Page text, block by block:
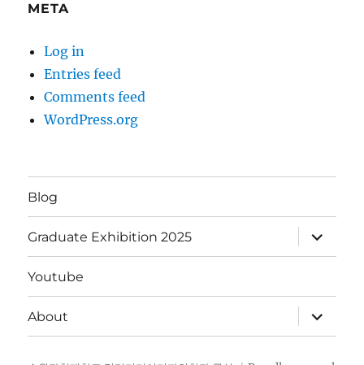
META
Log in
Entries feed
Comments feed
WordPress.org
Blog
Graduate Exhibition 2025
expand
child
menu
Youtube
About
expand
child
menu